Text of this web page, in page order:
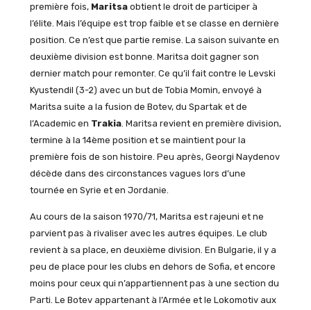
première fois, Maritsaobtient le droit de participer à
l’élite. Mais l’équipe est trop faible et se classe en dernière
position. Ce n’est que partie remise. La saison suivante en
deuxième division est bonne. Maritsa doit gagner son
dernier match pour remonter. Ce qu’il fait contre le Levski
Kyustendil (3-2) avec un but de Tobia Momin, envoyé à
Maritsa suite a la fusion de Botev, du Spartak et de
l’Academic en Trakia. Maritsa revient en première division,
termine à la 14ème position et se maintient pour la
première fois de son histoire. Peu après, Georgi Naydenov
décède dans des circonstances vagues lors d’une
tournée en Syrie et en Jordanie.
Au cours de la saison 1970/71, Maritsa est rajeuni et ne
parvient pas à rivaliser avec les autres équipes. Le club
revient à sa place, en deuxième division. En Bulgarie, il y a
peu de place pour les clubs en dehors de Sofia, et encore
moins pour ceux qui n’appartiennent pas à une section du
Parti. Le Botev appartenant à l’Armée et le Lokomotiv aux